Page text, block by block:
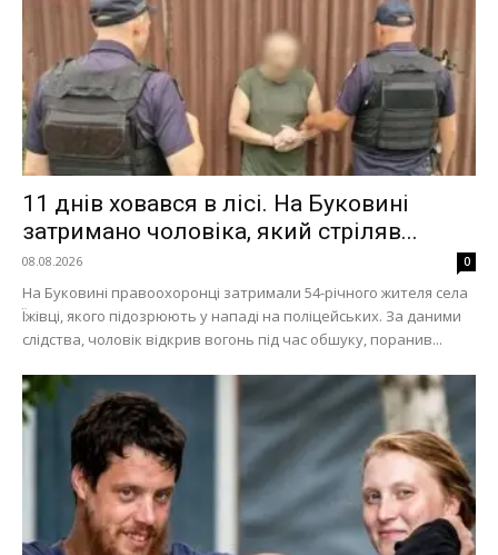
11 днів ховався в лісі. На Буковині
затримано чоловіка, який стріляв...
08.08.2026 0
На Буковині правоохоронці затримали 54-річного жителя села
Їжівці, якого підозрюють у нападі на поліцейських. За даними
слідства, чоловік відкрив вогонь під час обшуку, поранив...